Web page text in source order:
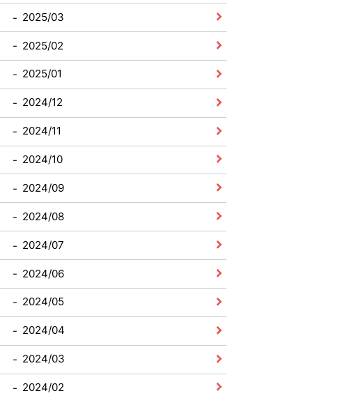
2025/03
2025/02
2025/01
2024/12
2024/11
2024/10
2024/09
2024/08
2024/07
2024/06
2024/05
2024/04
2024/03
2024/02